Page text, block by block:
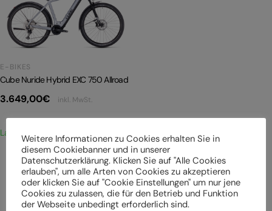
E-BIKES
Cube Nuride Hybrid EXC 750 Allroad
3.649,00€ inkl. MwSt.
Lagernd
Mehr Produkte anzeigen
Weitere Informationen zu Cookies erhalten Sie in
diesem Cookiebanner und in unserer
Datenschutzerklärung. Klicken Sie auf "Alle Cookies
erlauben", um alle Arten von Cookies zu akzeptieren
oder klicken Sie auf "Cookie Einstellungen" um nur jene
Cookies zu zulassen, die für den Betrieb und Funktion
der Webseite unbedingt erforderlich sind.